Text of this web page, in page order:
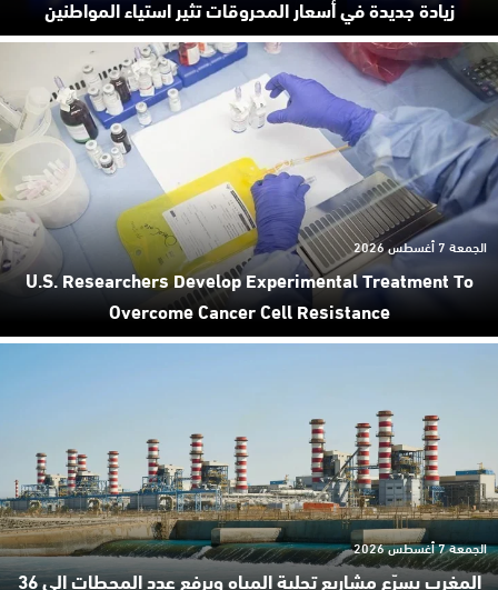
زيادة جديدة في أسعار المحروقات تثير استياء المواطنين
U.S. Researchers Develop Experimental Treatment To
Overcome Cancer Cell Resistance
الجمعة 7 أغسطس 2026
المغرب يسرّع مشاريع تحلية المياه ويرفع عدد المحطات إلى 36
الجمعة 7 أغسطس 2026